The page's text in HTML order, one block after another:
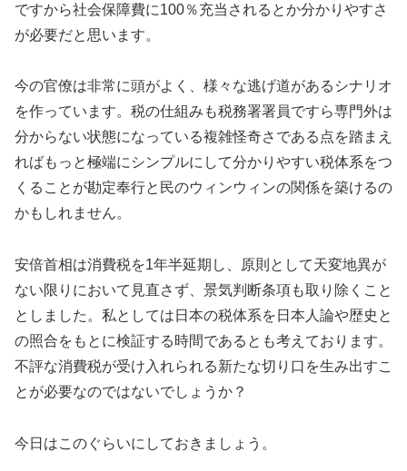
ですから社会保障費に100％充当されるとか分かりやすさ
が必要だと思います。
今の官僚は非常に頭がよく、様々な逃げ道があるシナリオ
を作っています。税の仕組みも税務署署員ですら専門外は
分からない状態になっている複雑怪奇さである点を踏まえ
ればもっと極端にシンプルにして分かりやすい税体系をつ
くることが勘定奉行と民のウィンウィンの関係を築けるの
かもしれません。
安倍首相は消費税を1年半延期し、原則として天変地異が
ない限りにおいて見直さず、景気判断条項も取り除くこと
としました。私としては日本の税体系を日本人論や歴史と
の照合をもとに検証する時間であるとも考えております。
不評な消費税が受け入れられる新たな切り口を生み出すこ
とが必要なのではないでしょうか？
今日はこのぐらいにしておきましょう。